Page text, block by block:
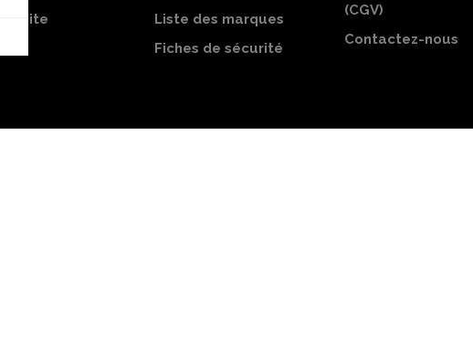
du site
Liste des marques
Fiches de sécurité
(CGV)
Contactez-nous